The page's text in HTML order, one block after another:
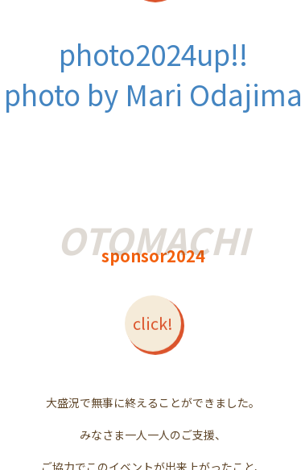
photo2024up!!
photo by Mari Odajima
sponsor2024
click!
大盛況で無事に終えることができました。
みなさま一人一人のご支援、